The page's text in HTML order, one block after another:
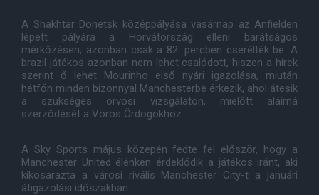
A Shakhtar Donetsk középpályása vasárnap az Anfielden
lépett pályára a Horvátország elleni barátságos
mérkőzésen, azonban csak a 82. percben cserélték be. A
brazil játékos azonban nem lehet csalódott, hiszen a hírek
szerint ő lehet Mourinho első nyári igazolása, miután
hétfőn minden bizonnyal Manchesterbe érkezik, ahol átesik
a szükséges orvosi vizsgálaton, mielőtt aláírná
szerződését a Vörös Ördögökhöz.
A Sky Sports május közepén fedte fel először, hogy a
Manchester United élénken érdeklődik a játékos iránt, aki
kikosarazta a városi rivális Manchester City-t a januári
átigazolási időszakban.